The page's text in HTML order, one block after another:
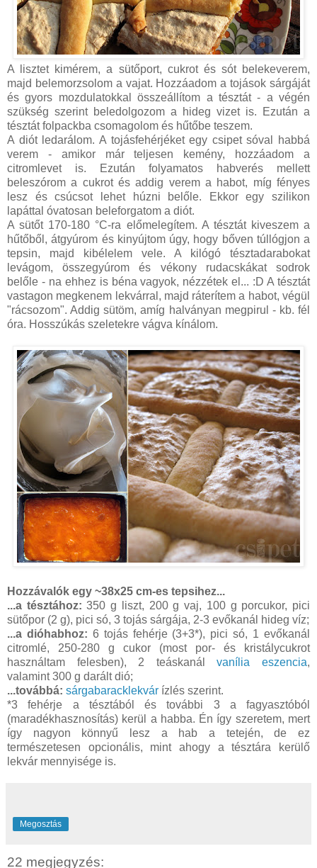
A lisztet kimérem, a sütőport, cukrot és sót belekeverem,
majd belemorzsolom a vajat. Hozzáadom a tojások sárgáját
és gyors mozdulatokkal összeállítom a tésztát - a végén
szükség szerint beledolgozom a hideg vizet is. Ezután a
tésztát folpackba csomagolom és hűtőbe teszem.
A diót ledarálom. A tojásfehérjéket egy csipet sóval habbá
verem - amikor már teljesen kemény, hozzáadom a
citromlevet is. Ezután folyamatos habverés mellett
beleszórom a cukrot és addig verem a habot, míg fényes
lesz és csúcsot lehet húzni belőle. Ekkor egy szilikon
lapáttal óvatosan beleforgatom a diót.
A sütőt 170-180 °C-ra előmelegítem. A tésztát kiveszem a
hűtőből, átgyúrom és kinyújtom úgy, hogy bőven túllógjon a
tepsin, majd kibélelem vele. A kilógó tésztadarabokat
levágom, összegyúrom és vékony rudacskákat sodrok
belőle - na ehhez is béna vagyok, nézzétek el... :D A tésztát
vastagon megkenem lekvárral, majd ráterítem a habot, végül
"rácsozom". Addig sütöm, amíg halványan megpirul - kb. fél
óra. Hosszúkás szeletekre vágva kínálom.
Hozzávalók egy ~38x25 cm-es tepsihez...
...a tésztához: 350 g liszt, 200 g vaj, 100 g porcukor, pici
sütőpor (2 g), pici só, 3 tojás sárgája, 2-3 evőkanál hideg víz;
...a dióhabhoz: 6 tojás fehérje (3+3*), pici só, 1 evőkanál
citromlé, 250-280 g cukor (most por- és kristálycukrot
használtam felesben), 2 teáskanálvanília eszencia,
valamint 300 g darált dió;
...továbbá: sárgabaracklekvár ízlés szerint.
*3 fehérje a tésztából és további 3 a fagyasztóból
(maradékhasznosítás) kerül a habba. Én így szeretem, mert
így nagyon könnyű lesz a hab a tetején, de ez
természetesen opcionális, mint ahogy a tésztára kerülő
lekvár mennyisége is.
Megosztás
22 megjegyzés: